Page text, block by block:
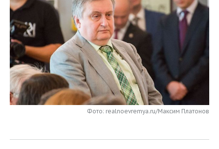
КОМУ ПРИНАДЛЕЖАТ
ТОРГОВЫЕ ЦЕНТРЫ
ТАТАРСТАНА
БЮДЖЕТ
ИНВЕСТИЦИИ
МАШИНОСТРОЕНИЕ
НЕФТЕХИМИЯ
НЕФТЬ
ОПК
ЭНЕРГЕТИКА
НОВОСТИ АВТО
БИЗНЕС
НОВОСТИ БИЗНЕСА
РОЗНИЧНАЯ ТОРГОВЛЯ
ТРАНСПОРТ
УСЛУГИ
ТЕХНОЛОГИИ
НОВОСТИ ТЕХНОЛОГИЙ
IT
МЕДИА
МЕРОПРИЯТИЯ
НОВОСТИ МЕРОПРИЯТИЙ
ВЫЕЗДНАЯ РЕДАКЦИЯ
ONLINE-КОНФЕРЕНЦИИ
СПОРТ
НОВОСТИ СПОРТА
ХОККЕЙ
ОБЩЕСТВО
ВЛАСТЬ
СЮЖЕТЫ
Фото: realnoevremya.ru/Максим Платонов